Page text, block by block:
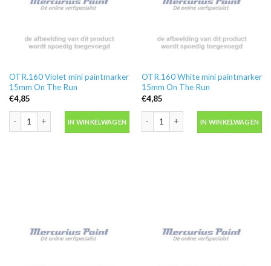
OTR.160 Violet mini paintmarker
15mm On The Run
€4,85
IN WINKELWAGEN
OTR.160 White mini paintmarker
15mm On The Run
€4,85
IN WINKELWAGEN